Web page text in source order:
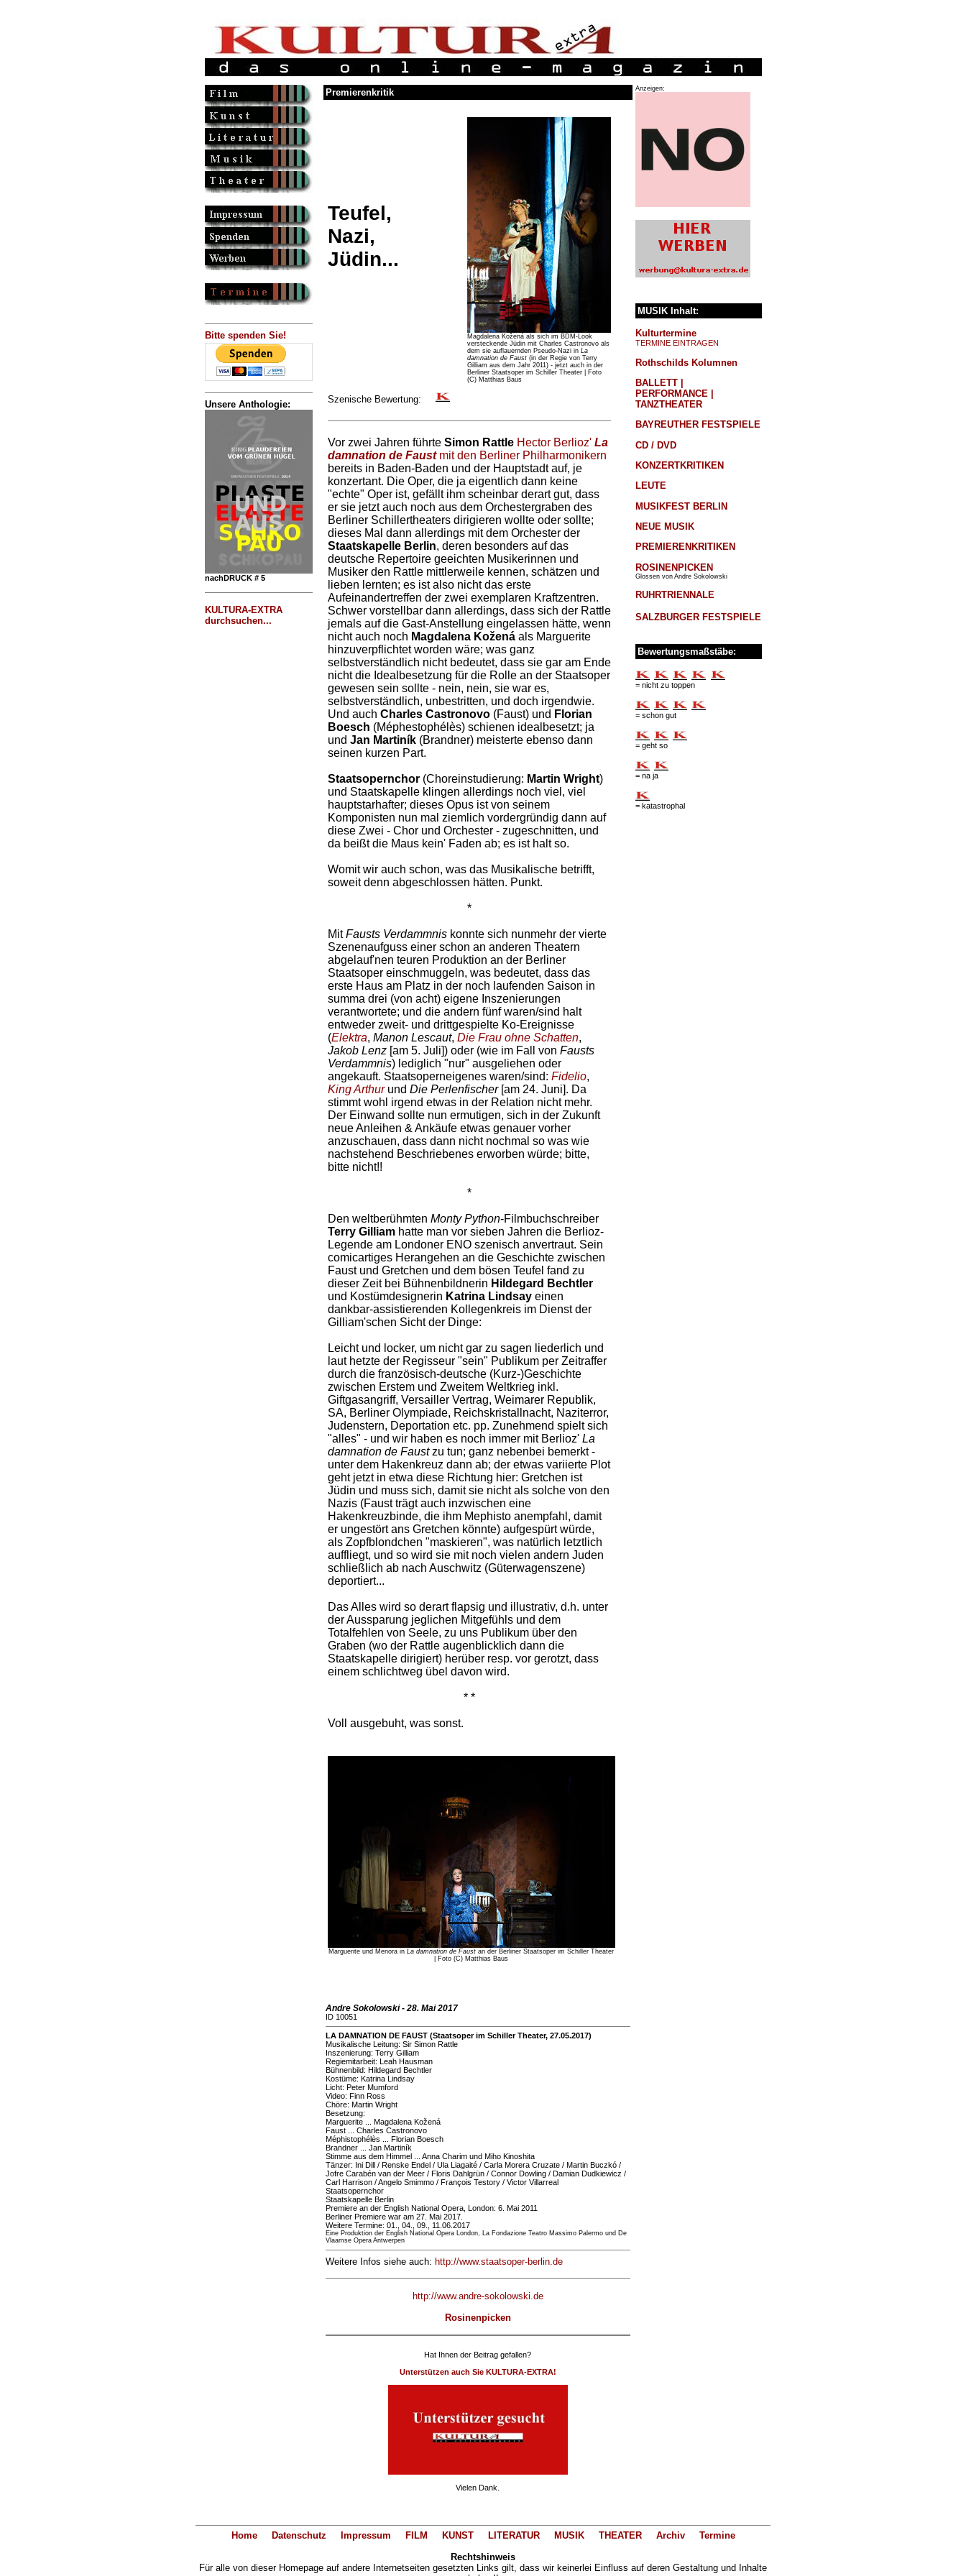
Bitte spenden Sie!
Unsere Anthologie:
nachDRUCK # 5
KULTURA-EXTRA
durchsuchen...
Premierenkritik
Teufel,
Nazi,
Jüdin...
Magdalena Kožená als sich im BDM-Look
versteckende Jüdin mit Charles Castronovo als
dem sie auflauernden Pseudo-Nazi in La
damnation de Faust(in der Regie von Terry
Gilliam aus dem Jahr 2011) - jetzt auch in der
Berliner Staatsoper im Schiller Theater | Foto
(C) Matthias Baus
Szenische Bewertung:
Vor zwei Jahren führte Simon Rattle Hector Berlioz' La
damnation de Faustmit den Berliner Philharmonikern
bereits in Baden-Baden und der Hauptstadt auf, je
konzertant. Die Oper, die ja eigentlich dann keine
"echte" Oper ist, gefällt ihm scheinbar derart gut, dass
er sie jetzt auch noch aus dem Orchestergraben des
Berliner Schillertheaters dirigieren wollte oder sollte;
dieses Mal dann allerdings mit dem Orchester der
Staatskapelle Berlin, deren besonders auf das
deutsche Repertoire geeichten Musikerinnen und
Musiker den Rattle mittlerweile kennen, schätzen und
lieben lernten; es ist also nicht das erste
Aufeinandertreffen der zwei exemplaren Kraftzentren.
Schwer vorstellbar dann allerdings, dass sich der Rattle
jemals auf die Gast-Anstellung eingelassen hätte, wenn
nicht auch noch Magdalena Koženáals Marguerite
hinzuverpflichtet worden wäre; was ganz
selbstverständlich nicht bedeutet, dass sie gar am Ende
nicht die Idealbesetzung für die Rolle an der Staatsoper
gewesen sein sollte - nein, nein, sie war es,
selbstverständlich, unbestritten, und doch irgendwie.
Und auch Charles Castronovo(Faust) und Florian
Boesch (Méphestophélès) schienen idealbesetzt; ja
und Jan Martiník(Brandner) meisterte ebenso dann
seinen kurzen Part.
Staatsopernchor(Choreinstudierung: Martin Wright)
und Staatskapelle klingen allerdings noch viel, viel
hauptstarhafter; dieses Opus ist von seinem
Komponisten nun mal ziemlich vordergründig dann auf
diese Zwei - Chor und Orchester - zugeschnitten, und
da beißt die Maus kein' Faden ab; es ist halt so.
Womit wir auch schon, was das Musikalische betrifft,
soweit denn abgeschlossen hätten. Punkt.
*
MitFausts Verdammniskonnte sich nunmehr der vierte
Szenenaufguss einer schon an anderen Theatern
abgelauf'nen teuren Produktion an der Berliner
Staatsoper einschmuggeln, was bedeutet, dass das
erste Haus am Platz in der noch laufenden Saison in
summa drei (von acht) eigene Inszenierungen
verantwortete; und die andern fünf waren/sind halt
entweder zweit- und drittgespielte Ko-Ereignisse
(Elektra, Manon Lescaut, Die Frau ohne Schatten,
Jakob Lenz[am 5. Juli]) oder (wie im Fall von Fausts
Verdammnis) lediglich "nur" ausgeliehen oder
angekauft. Staatsoperneigenes waren/sind: Fidelio,
King Arthurund Die Perlenfischer[am 24. Juni]. Da
stimmt wohl irgend etwas in der Relation nicht mehr.
Der Einwand sollte nun ermutigen, sich in der Zukunft
neue Anleihen & Ankäufe etwas genauer vorher
anzuschauen, dass dann nicht nochmal so was wie
nachstehend Beschriebenes erworben würde; bitte,
bitte nicht!!
*
Den weltberühmten Monty Python-Filmbuchschreiber
Terry Gilliamhatte man vor sieben Jahren die Berlioz-
Legende am Londoner ENO szenisch anvertraut. Sein
comicartiges Herangehen an die Geschichte zwischen
Faust und Gretchen und dem bösen Teufel fand zu
dieser Zeit bei Bühnenbildnerin Hildegard Bechtler
und Kostümdesignerin Katrina Lindsayeinen
dankbar-assistierenden Kollegenkreis im Dienst der
Gilliam'schen Sicht der Dinge:
Leicht und locker, um nicht gar zu sagen liederlich und
laut hetzte der Regisseur "sein" Publikum per Zeitraffer
durch die französisch-deutsche (Kurz-)Geschichte
zwischen Erstem und Zweitem Weltkrieg inkl.
Giftgasangriff, Versailler Vertrag, Weimarer Republik,
SA, Berliner Olympiade, Reichskristallnacht, Naziterror,
Judenstern, Deportation etc. pp. Zunehmend spielt sich
"alles" - und wir haben es noch immer mit Berlioz' La
damnation de Faustzu tun; ganz nebenbei bemerkt -
unter dem Hakenkreuz dann ab; der etwas variierte Plot
geht jetzt in etwa diese Richtung hier: Gretchen ist
Jüdin und muss sich, damit sie nicht als solche von den
Nazis (Faust trägt auch inzwischen eine
Hakenkreuzbinde, die ihm Mephisto anempfahl, damit
er ungestört ans Gretchen könnte) aufgespürt würde,
als Zopfblondchen "maskieren", was natürlich letztlich
auffliegt, und so wird sie mit noch vielen andern Juden
schließlich ab nach Auschwitz (Güterwagenszene)
deportiert...
Das Alles wird so derart flapsig und illustrativ, d.h. unter
der Aussparung jeglichen Mitgefühls und dem
Totalfehlen von Seele, zu uns Publikum über den
Graben (wo der Rattle augenblicklich dann die
Staatskapelle dirigiert) herüber resp. vor gerotzt, dass
einem schlichtweg übel davon wird.
* *
Voll ausgebuht, was sonst.
Marguerite und Menora in La damnation de Faust an der Berliner Staatsoper im Schiller Theater
| Foto (C) Matthias Baus
Andre Sokolowski - 28. Mai 2017
ID 10051
LA DAMNATION DE FAUST (Staatsoper im Schiller Theater, 27.05.2017)
Musikalische Leitung: Sir Simon Rattle
Inszenierung: Terry Gilliam
Regiemitarbeit: Leah Hausman
Bühnenbild: Hildegard Bechtler
Kostüme: Katrina Lindsay
Licht: Peter Mumford
Video: Finn Ross
Chöre: Martin Wright
Besetzung:
Marguerite ... Magdalena Kožená
Faust ... Charles Castronovo
Méphistophélès ... Florian Boesch
Brandner ... Jan Martiník
Stimme aus dem Himmel ... Anna Charim und Miho Kinoshita
Tänzer: Ini Dill / Renske Endel / Ula Liagaité / Carla Morera Cruzate / Martin Buczkó /
Jofre Carabén van der Meer / Floris Dahlgrün / Connor Dowling / Damian Dudkiewicz /
Carl Harrison / Angelo Smimmo / François Testory / Victor Villarreal
Staatsopernchor
Staatskapelle Berlin
Premiere an der English National Opera, London: 6. Mai 2011
Berliner Premiere war am 27. Mai 2017.
Weitere Termine: 01., 04., 09., 11.06.2017
Eine Produktion der English National Opera London, La Fondazione Teatro Massimo Palermo und De
Vlaamse Opera Antwerpen
Weitere Infos siehe auch: http://www.staatsoper-berlin.de
http://www.andre-sokolowski.de
Rosinenpicken
Hat Ihnen der Beitrag gefallen?
Unterstützen auch Sie KULTURA-EXTRA!
Vielen Dank.
Anzeigen:
MUSIK Inhalt:
Kulturtermine
TERMINE EINTRAGEN
Rothschilds Kolumnen
BALLETT |
PERFORMANCE |
TANZTHEATER
BAYREUTHER FESTSPIELE
CD / DVD
KONZERTKRITIKEN
LEUTE
MUSIKFEST BERLIN
NEUE MUSIK
PREMIERENKRITIKEN
ROSINENPICKEN
Glossen von Andre Sokolowski
RUHRTRIENNALE
SALZBURGER FESTSPIELE
Bewertungsmaßstäbe:
= nicht zu toppen
= schon gut
= geht so
= na ja
= katastrophal
Home Datenschutz Impressum FILM KUNST LITERATUR MUSIK THEATER Archiv
Termine
Rechtshinweis
Für alle von dieser Homepage auf andere Internetseiten gesetzten Links gilt, dass wir keinerlei Einfluss auf deren Gestaltung und Inhalte